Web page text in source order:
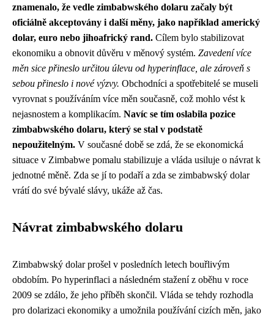
znamenalo, že vedle zimbabwského dolaru začaly být
oficiálně akceptovány i další měny, jako například americký
dolar, euro nebo jihoafrický rand. Cílem bylo stabilizovat
ekonomiku a obnovit důvěru v měnový systém. Zavedení více
měn sice přineslo určitou úlevu od hyperinflace, ale zároveň s
sebou přineslo i nové výzvy. Obchodníci a spotřebitelé se museli
vyrovnat s používáním více měn současně, což mohlo vést k
nejasnostem a komplikacím. Navíc se tím oslabila pozice
zimbabwského dolaru, který se stal v podstatě
nepoužitelným. V současné době se zdá, že se ekonomická
situace v Zimbabwe pomalu stabilizuje a vláda usiluje o návrat k
jednotné měně. Zda se jí to podaří a zda se zimbabwský dolar
vrátí do své bývalé slávy, ukáže až čas.
Návrat zimbabwského dolaru
Zimbabwský dolar prošel v posledních letech bouřlivým
obdobím. Po hyperinflaci a následném stažení z oběhu v roce
2009 se zdálo, že jeho příběh skončil. Vláda se tehdy rozhodla
pro dolarizaci ekonomiky a umožnila používání cizích měn, jako